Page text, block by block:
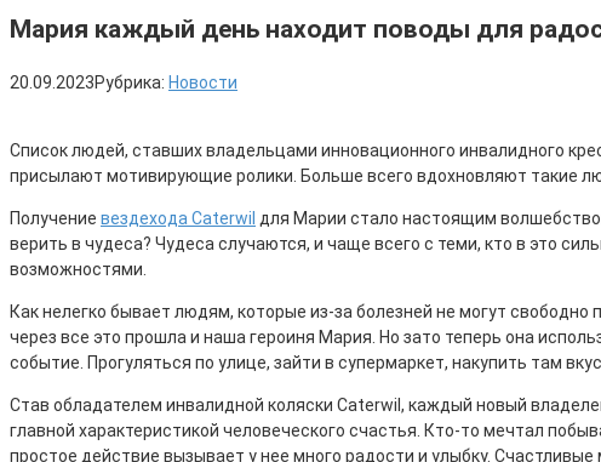
Мария каждый день находит поводы для
20.09.2023Рубрика: Новости
Список людей, ставших владельцами инновационного инвалидного
присылают мотивирующие ролики. Больше всего вдохновляют такие
Получение вездехода Caterwil для Марии стало настоящим
верить в чудеса? Чудеса случаются, и чаще всего с теми, кто в это
возможностями.
Как нелегко бывает людям, которые из-за болезней не могут
через все это прошла и наша героиня Мария. Но зато теперь она
событие. Прогуляться по улице, зайти в супермаркет, накупить там
Став обладателем инвалидной коляски Caterwil, каждый новый
главной характеристикой человеческого счастья. Кто-то мечтал
простое действие вызывает у нее много радости и улыбку.